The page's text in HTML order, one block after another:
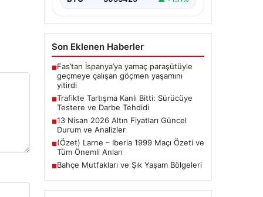
Son Eklenen Haberler
■Fas’tan İspanya’ya yamaç paraşütüyle
geçmeye çalışan göçmen yaşamını
yitirdi
■Trafikte Tartışma Kanlı Bitti: Sürücüye
Testere ve Darbe Tehdidi
■13 Nisan 2026 Altın Fiyatları Güncel
Durum ve Analizler
■(Özet) Larne – Iberia 1999 Maçı Özeti ve
Tüm Önemli Anları
■Bahçe Mutfakları ve Şık Yaşam Bölgeleri